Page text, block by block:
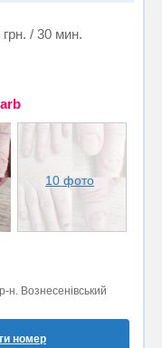
грн. / 30 мин.
10 фото
Вознесенівський
номер